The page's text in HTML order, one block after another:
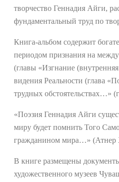
творчество Геннадия Айги,
фундаментальный труд по
Книга-альбом содержит
периодом признания на
(главы «Изгнание
видения Реальности (глава
трудных обстоятельствах…»
«Поэзия Геннадия Айги
миру будет помнить Того
гражданином мира…» (Атнер
В книге размещены
художественного музеев